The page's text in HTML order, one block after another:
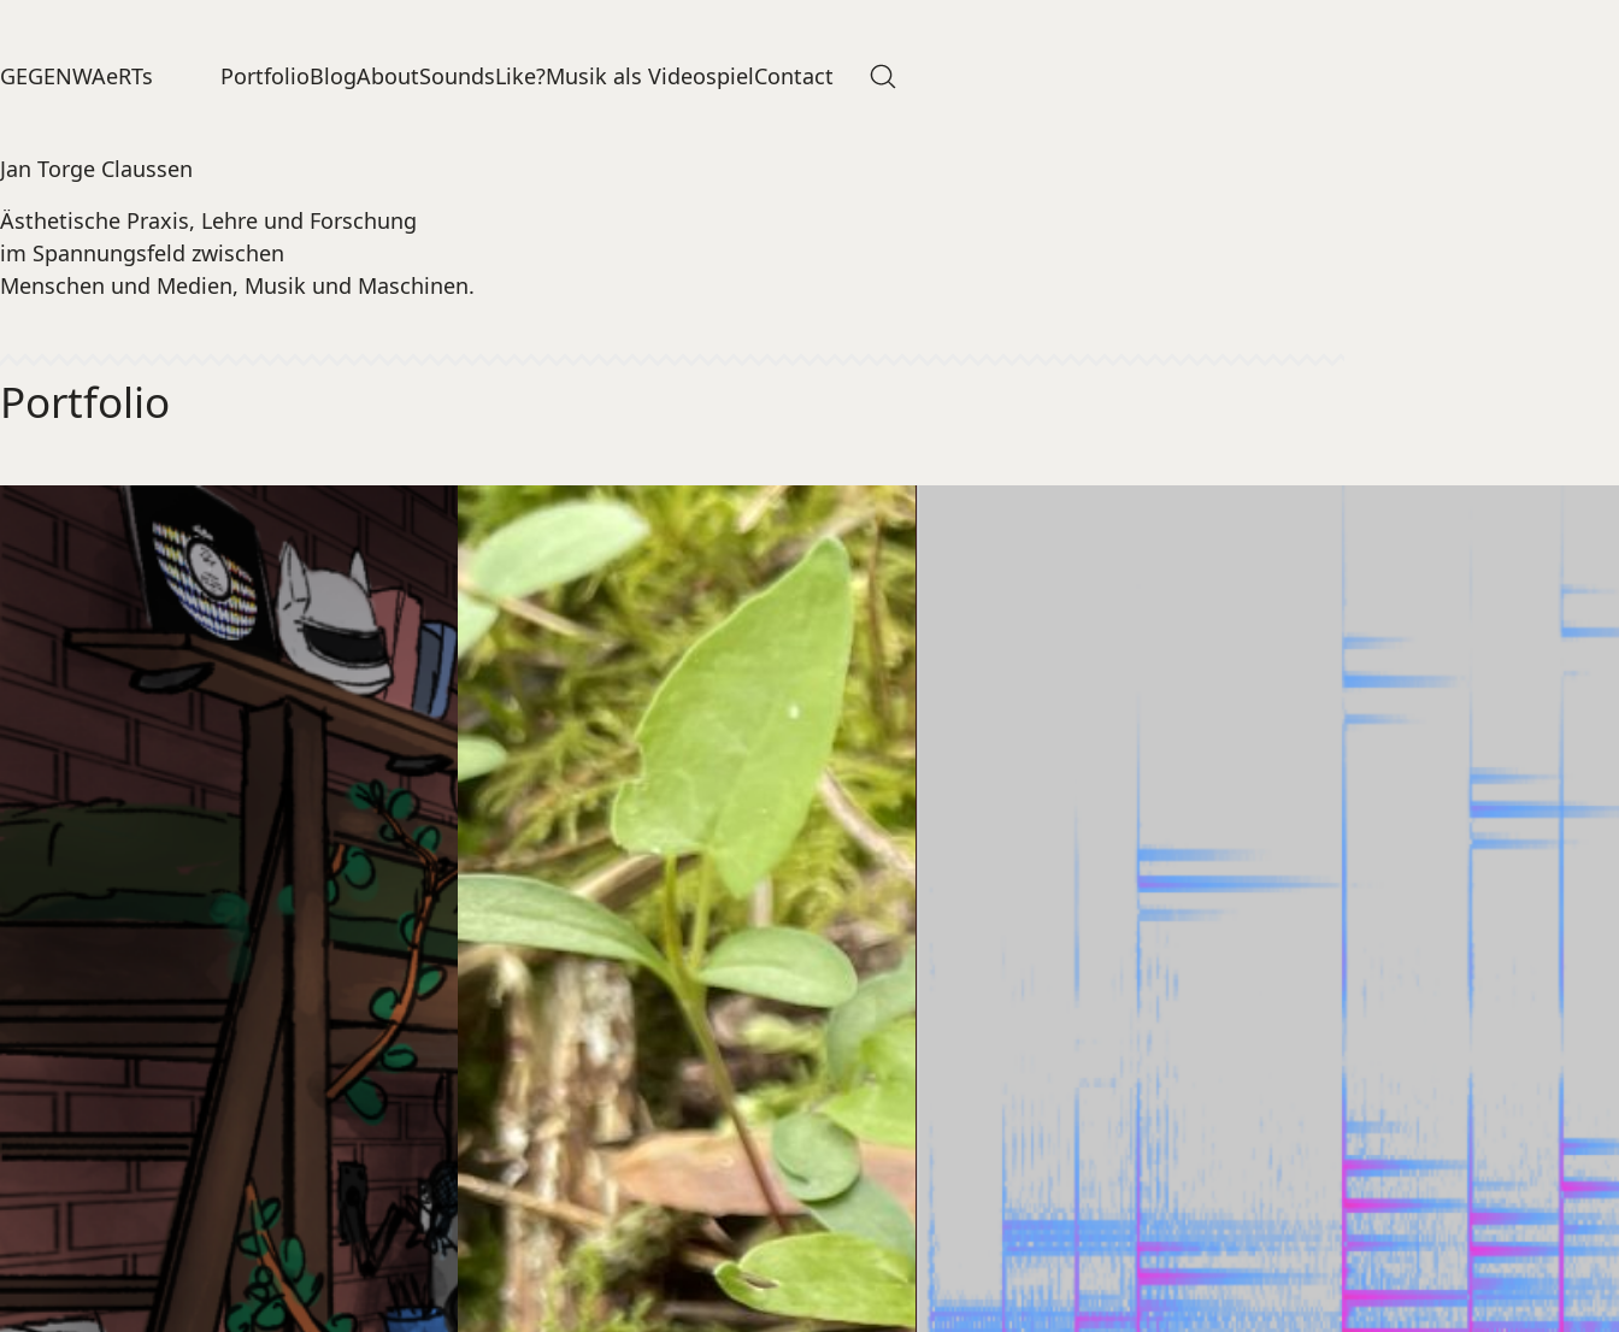
GEGENWAeRTs PortfolioBlogAboutSoundsLike?Musik als VideospielContact
Jan Torge Claussen
Ästhetische Praxis, Lehre und Forschung
im Spannungsfeld zwischen
Menschen und Medien, Musik und Maschinen.
Portfolio